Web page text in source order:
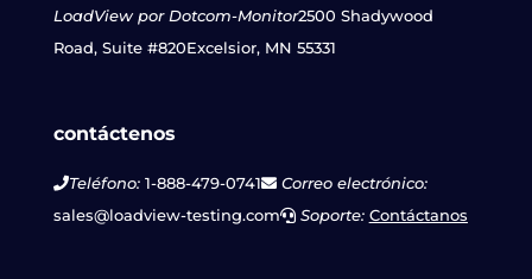
LoadView por Dotcom-Monitor2500 Shadywood
Road, Suite #820Excelsior, MN 55331
contáctenos
Teléfono:1-888-479-0741
Correo electrónico:
sales@loadview-testing.com
Soporte: Contáctanos